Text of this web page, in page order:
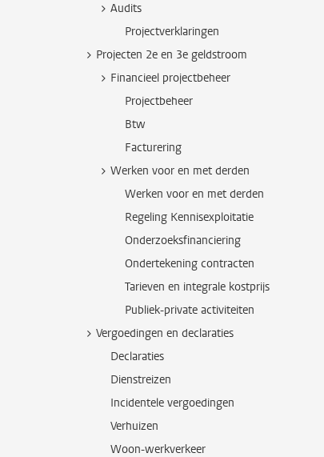
Audits
Projectverklaringen
Projecten 2e en 3e geldstroom
Financieel projectbeheer
Projectbeheer
Btw
Facturering
Werken voor en met derden
Werken voor en met derden
Regeling Kennisexploitatie
Onderzoeksfinanciering
Ondertekening contracten
Tarieven en integrale kostprijs
Publiek-private activiteiten
Vergoedingen en declaraties
Declaraties
Dienstreizen
Incidentele vergoedingen
Verhuizen
Woon-werkverkeer